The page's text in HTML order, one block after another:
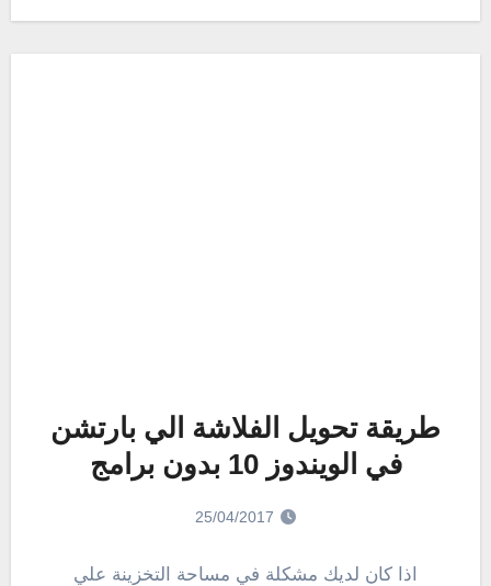
طريقة تحويل الفلاشة الي بارتشن
في الويندوز 10 بدون برامج
25/04/2017
اذا كان لديك مشكلة في مساحة التخزينة علي